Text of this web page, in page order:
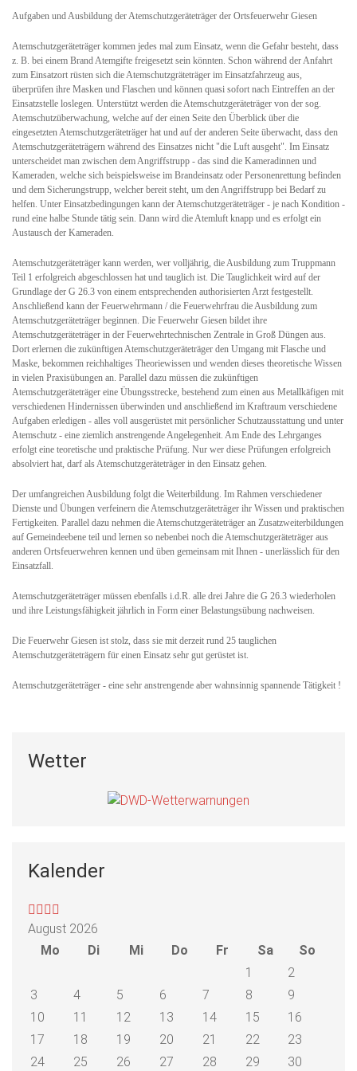
Aufgaben und Ausbildung der Atemschutzgeräteträger der Ortsfeuerwehr Giesen
Atemschutzgeräteträger kommen jedes mal zum Einsatz, wenn die Gefahr besteht, dass
z. B. bei einem Brand Atemgifte freigesetzt sein könnten. Schon während der Anfahrt
zum Einsatzort rüsten sich die Atemschutzgräteträger im Einsatzfahrzeug aus,
überprüfen ihre Masken und Flaschen und können quasi sofort nach Eintreffen an der
Einsatzstelle loslegen. Unterstützt werden die Atemschutzgeräteträger von der sog.
Atemschutzüberwachung, welche auf der einen Seite den Überblick über die
eingesetzten Atemschutzgeräteträger hat und auf der anderen Seite überwacht, dass den
Atemschutzgeräteträgern während des Einsatzes nicht "die Luft ausgeht". Im Einsatz
unterscheidet man zwischen dem Angriffstrupp - das sind die Kameradinnen und
Kameraden, welche sich beispielsweise im Brandeinsatz oder Personenrettung befinden
und dem Sicherungstrupp, welcher bereit steht, um den Angriffstrupp bei Bedarf zu
helfen. Unter Einsatzbedingungen kann der Atemschutzgeräteträger - je nach Kondition -
rund eine halbe Stunde tätig sein. Dann wird die Atemluft knapp und es erfolgt ein
Austausch der Kameraden.
Atemschutzgeräteträger kann werden, wer volljährig, die Ausbildung zum Truppmann
Teil 1 erfolgreich abgeschlossen hat und tauglich ist. Die Tauglichkeit wird auf der
Grundlage der G 26.3 von einem entsprechenden authorisierten Arzt festgestellt.
Anschließend kann der Feuerwehrmann / die Feuerwehrfrau die Ausbildung zum
Atemschutzgeräteträger beginnen. Die Feuerwehr Giesen bildet ihre
Atemschutzgeräteträger in der Feuerwehrtechnischen Zentrale in Groß Düngen aus.
Dort erlernen die zukünftigen Atemschutzgeräteträger den Umgang mit Flasche und
Maske, bekommen reichhaltiges Theoriewissen und wenden dieses theoretische Wissen
in vielen Praxisübungen an. Parallel dazu müssen die zukünftigen
Atemschutzgeräteträger eine Übungsstrecke, bestehend zum einen aus Metallkäfigen mit
verschiedenen Hindernissen überwinden und anschließend im Kraftraum verschiedene
Aufgaben erledigen - alles voll ausgerüstet mit persönlicher Schutzausstattung und unter
Atemschutz - eine ziemlich anstrengende Angelegenheit. Am Ende des Lehrganges
erfolgt eine teoretische und praktische Prüfung. Nur wer diese Prüfungen erfolgreich
absolviert hat, darf als Atemschutzgeräteträger in den Einsatz gehen.
Der umfangreichen Ausbildung folgt die Weiterbildung. Im Rahmen verschiedener
Dienste und Übungen verfeinern die Atemschutzgeräteträger ihr Wissen und praktischen
Fertigkeiten. Parallel dazu nehmen die Atemschutzgeräteträger an Zusatzweiterbildungen
auf Gemeindeebene teil und lernen so nebenbei noch die Atemschutzgeräteträger aus
anderen Ortsfeuerwehren kennen und üben gemeinsam mit Ihnen - unerlässlich für den
Einsatzfall.
Atemschutzgeräteträger müssen ebenfalls i.d.R. alle drei Jahre die G 26.3 wiederholen
und ihre Leistungsfähigkeit jährlich in Form einer Belastungsübung nachweisen.
Die Feuerwehr Giesen ist stolz, dass sie mit derzeit rund 25 tauglichen
Atemschutzgeräteträgern für einen Einsatz sehr gut gerüstet ist.
Atemschutzgeräteträger - eine sehr anstrengende aber wahnsinnig spannende Tätigkeit !
Wetter
Kalender
August 2026
Mo
Di Mi Do Fr Sa
So
1
2
3
4 5 6 7 8
9
10
11 12 13 14 15
16
17
18 19 20 21 22
23
24
25 26 27 28 29 30